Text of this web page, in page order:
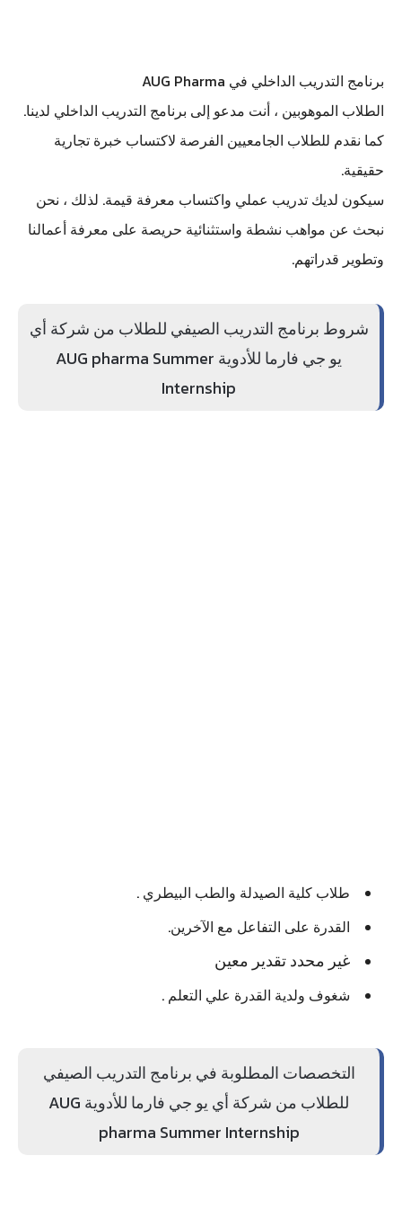
برنامج التدريب الداخلي في AUG Pharma
الطلاب الموهوبين ، أنت مدعو إلى برنامج التدريب الداخلي لدينا.
كما نقدم للطلاب الجامعيين الفرصة لاكتساب خبرة تجارية
حقيقية.
سيكون لديك تدريب عملي واكتساب معرفة قيمة. لذلك ، نحن
نبحث عن مواهب نشطة واستثنائية حريصة على معرفة أعمالنا
وتطوير قدراتهم.
شروط برنامج التدريب الصيفي للطلاب من شركة أي
يو جي فارما للأدوية AUG pharma Summer
Internship
طلاب كلية الصيدلة والطب البيطري .
القدرة على التفاعل مع الآخرين.
غير محدد تقدير معين
شغوف ولدية القدرة علي التعلم .
التخصصات المطلوبة في برنامج التدريب الصيفي
للطلاب من شركة أي يو جي فارما للأدوية AUG
pharma Summer Internship